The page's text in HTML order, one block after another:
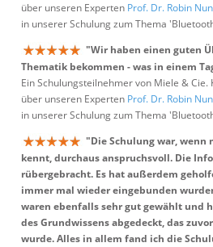
über unseren Experten Prof. Dr. Robin
in unserer Schulung zum Thema
"Wir haben einen guten
Thematik bekommen - was in einem
Ein Schulungsteilnehmer von Miele & Cie.
über unseren Experten Prof. Dr. Robin
in unserer Schulung zum Thema
"Die Schulung war, wenn
kennt, durchaus anspruchsvoll. Die
rübergebracht. Es hat außerdem
immer mal wieder eingebunden
waren ebenfalls sehr gut gewählt und
des Grundwissens abgedeckt, das
wurde. Alles in allem fand ich die